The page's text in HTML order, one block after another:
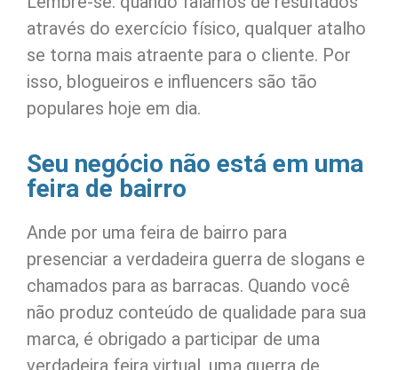
através do exercício físico, qualquer atalho
se torna mais atraente para o cliente. Por
isso, blogueiros e influencers são tão
populares hoje em dia.
Seu negócio não está em uma
feira de bairro
Ande por uma feira de bairro para
presenciar a verdadeira guerra de slogans e
chamados para as barracas. Quando você
não produz conteúdo de qualidade para sua
marca, é obrigado a participar de uma
verdadeira feira virtual, uma guerra de